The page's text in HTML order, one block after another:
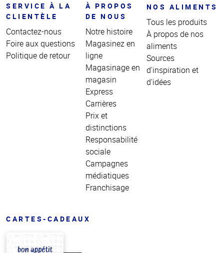
SERVICE À LA
CLIENTÈLE
Contactez-nous
Foire aux questions
Politique de retour
À PROPOS
DE NOUS
Notre histoire
Magasinez en
ligne
Magasinage en
magasin
Express
Carrières
Prix et
distinctions
Responsabilité
sociale
Campagnes
médiatiques
Franchisage
NOS ALIMENTS
Tous les produits
À propos de nos
aliments
Sources
d'inspiration et
d'idées
CARTES-CADEAUX